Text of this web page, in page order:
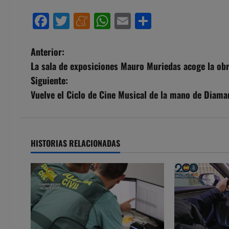
Facebook
Twitter
Meneame
WhatsApp
Email
N
a
v
g
a
c
i
Anterior:
La sala de exposiciones Mauro Muriedas acoge la
Siguiente:
Vuelve el Ciclo de Cine Musical de la mano de
HISTORIAS RELACIONADAS